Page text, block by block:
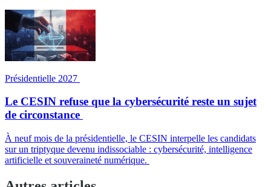
Présidentielle 2027
Le CESIN refuse que la cybersécurité reste un sujet
de circonstance
À neuf mois de la présidentielle, le CESIN interpelle les candidats
sur un triptyque devenu indissociable : cybersécurité, intelligence
artificielle et souveraineté numérique.